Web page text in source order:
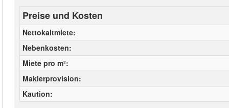
Preise und Kosten
Nettokaltmiete
Nebenkosten
Miete pro m²
Maklerprovision
Kaution